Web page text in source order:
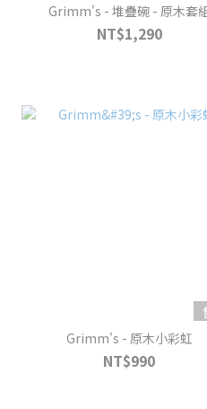
Grimm's - 堆疊碗 - 原木套
NT$1,290
Grimm's - 原木小彩虹
NT$990